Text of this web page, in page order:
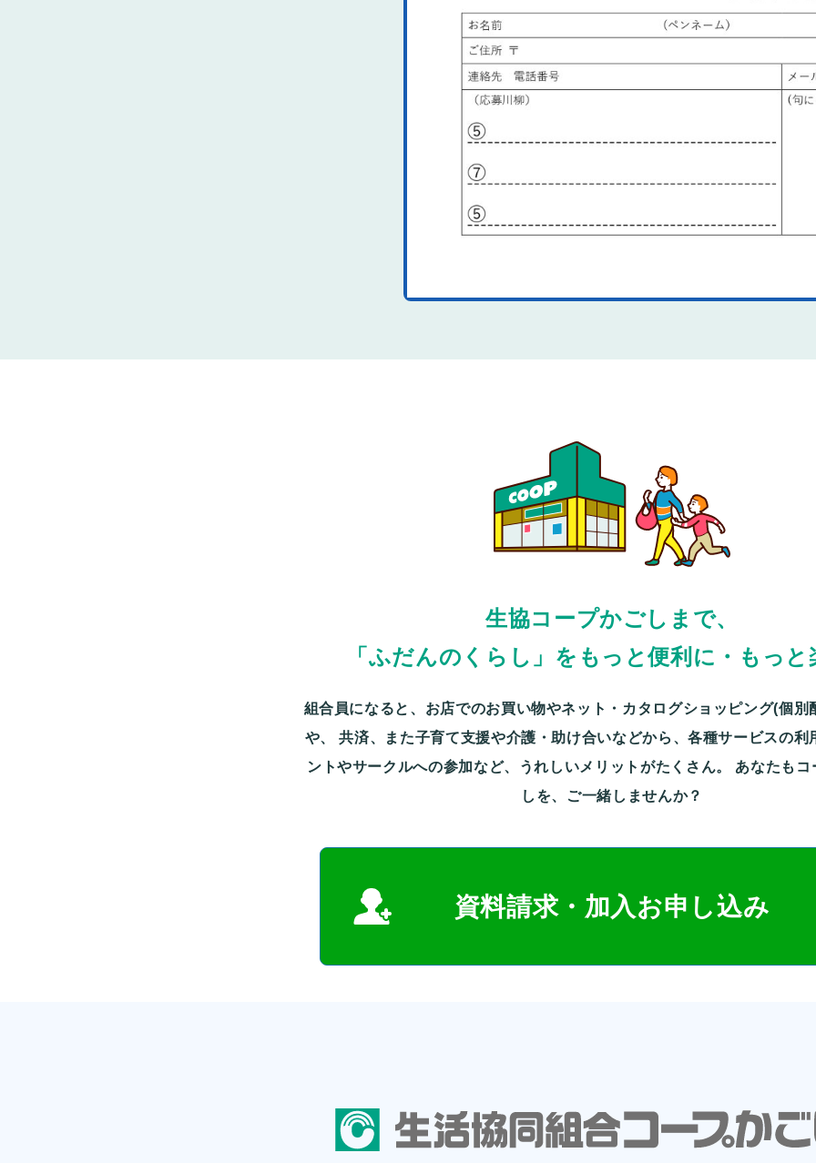
生協コープかごしまで、
「ふだんのくらし」をもっと便利に・もっと
組合員になると、お店でのお買い物やネット・カタログショッピング(個別
や、共済、また子育て支援や介護・助け合いなどから、各種サービスの利
ントやサークルへの参加など、うれしいメリットがたくさん。
あなたもコ
しを、ご一緒しませんか？
資料請求・加入お申し込み